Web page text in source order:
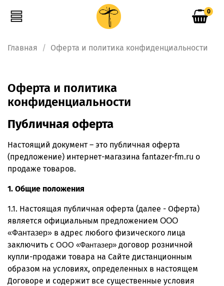
0
Главная Оферта и политика конфиденциальности
Оферта и политика
конфиденциальности
Публичная оферта
Настоящий документ – это публичная оферта
(предложение) интернет-магазина fantazer-fm.ru о
продаже товаров.
1. Общие положения
1.1. Настоящая публичная оферта (далее - Оферта)
является официальным предложением ООО
«Фантазер» в адрес любого физического лица
заключить с ООО «Фантазер» договор розничной
купли-продажи товара на Сайте дистанционным
образом на условиях, определенных в настоящем
Договоре и содержит все существенные условия